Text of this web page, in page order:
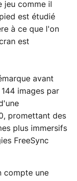
jeu comme il
est étudié
à ce que l'on
est
avant
images par
promettant des
plus immersifs
FreeSync
compte une